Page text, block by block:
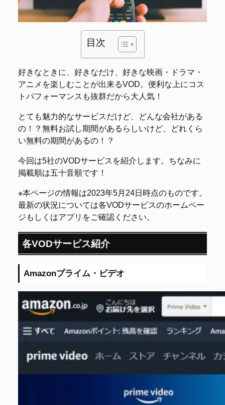
目次
好きなときに、好きなだけ、好きな映画・ドラマ・
アニメを楽しむことが出来るVOD。便利な上にコス
トパフォーマンスも抜群だから大人気！
とても魅力的なサービスだけど、どんな会社がある
の！？無料お試し期間があるらしいけど、どれくら
い無料の期間があるの！？
今回は5社のVODサービスを紹介します。ちなみに
掲載順は五十音順です！
※本ページの情報は2023年5月24日時点のものです。
最新の状況については各VODサービスのホームペー
ジもしくはアプリをご確認ください。
各VODサービス紹介
Amazonプライム・ビデオ